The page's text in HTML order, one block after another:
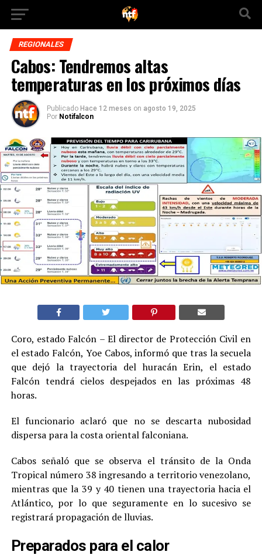
REGIONALES
Cabos: Tendremos altas
temperaturas en los próximos días
Publicado Hace 12 meses on agosto 19, 2025
Por Notifalcon
Coro, estado Falcón – El director de Protección Civil en
el estado Falcón, Yoe Cabos, informó que tras la secuela
que dejó la trayectoria del huracán Erin, el estado
Falcón tendrá cielos despejados en las próximas 48
horas.
El funcionario aclaró que no se descarta nubosidad
dispersa para la costa oriental falconiana.
Cabos señaló que se observa el tránsito de la Onda
Tropical número 38 ingresando a territorio venezolano,
mientras que la 39 y 40 tienen una trayectoria hacia el
Atlántico, por lo que seguramente en lo sucesivo se
registrará propagación de lluvias.
Preparados para el calor